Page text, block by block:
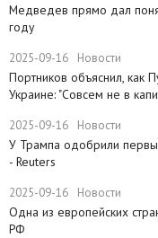
Медведев прямо дал
году
2025-09-16 Новости
Портников объяснил, как
Украине: "Совсем не в
2025-09-16 Новости
У Трампа одобрили
- Reuters
2025-09-16 Новости
Одна из европейских
РФ